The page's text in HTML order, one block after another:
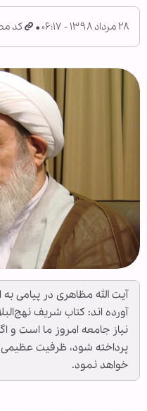
۲۸ مرداد ۱۳۹۸ - ۰۶:۱۷ کد
آیت الله مظاهری در پیامی
آورده اند: کتاب شریف
نیاز جامعه امروز ما است و
پرداخته شود، ظرفیت عظیمی
خواهد نمود.